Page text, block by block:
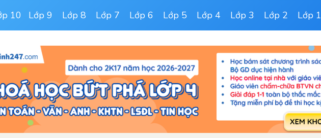
10 Lớp 9 Lớp 8 Lớp 7 Lớp 6 Lớp 5 Lớp 4 Lớp 3 Lớp 2 Lớp 1